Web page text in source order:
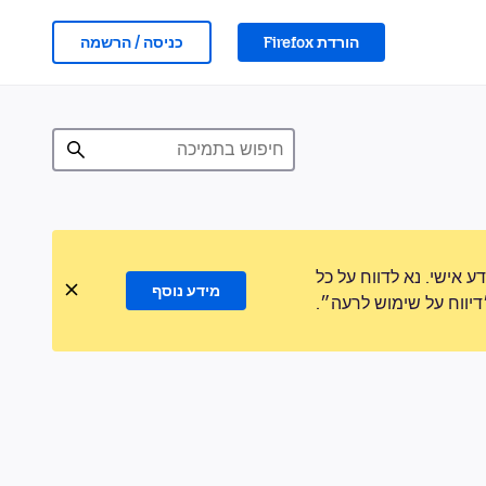
הורדת Firefox כניסה / הרשמה
אישי. נא לדווח על כל
על שימוש לרעה״.
מידע נוסף